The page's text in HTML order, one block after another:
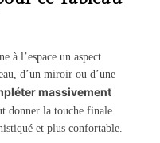
à l’espace un aspect
d’un miroir ou d’une
massivement
donner la touche finale
et plus confortable.